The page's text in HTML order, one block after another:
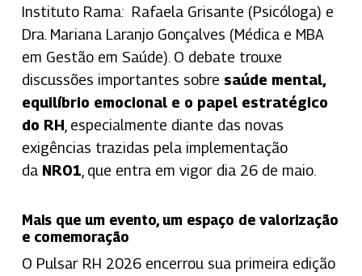
Instituto Rama: Rafaela Grisante (Psicóloga) e
Dra. Mariana Laranjo Gonçalves (Médica e MBA
em Gestão em Saúde). O debate trouxe
discussões importantes sobre saúde mental,
equilíbrio emocional e o papel estratégico
do RH , especialmente diante das novas
exigências trazidas pela implementação
da NR01 , que entra em vigor dia 26 de maio.
Mais que um evento, um espaço de valorização
e comemoração
O Pulsar RH 2026 encerrou sua primeira edição